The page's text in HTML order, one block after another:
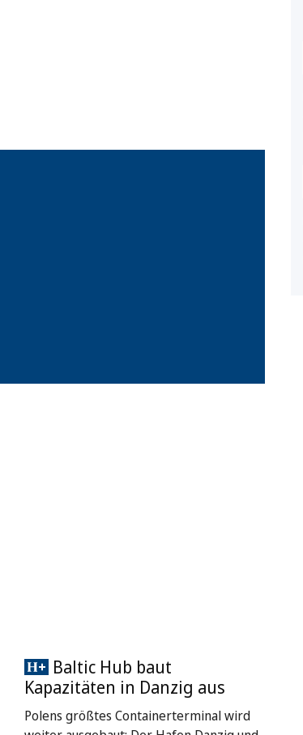
Baltic Hub baut
Kapazitäten in Danzig aus
Polens größtes Containerterminal wird